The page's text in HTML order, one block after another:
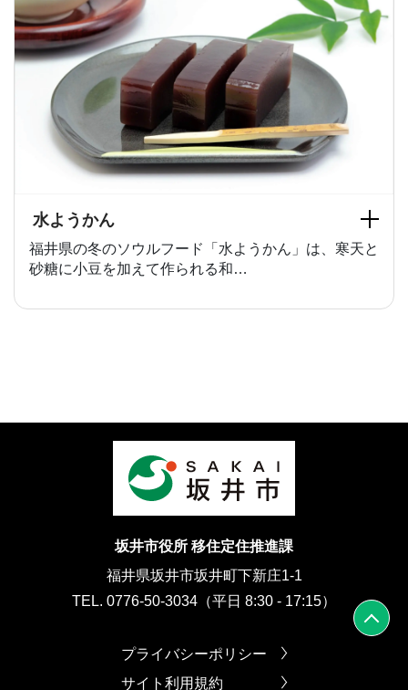
水ようかん
福井県の冬のソウルフード「水ようかん」は、寒天と
砂糖に小豆を加えて作られる和…
坂井市役所 移住定住推進課
福井県坂井市坂井町下新庄1-1
TEL. 0776-50-3034（平日 8:30 - 17:15）
プライバシーポリシー
サイト利用規約